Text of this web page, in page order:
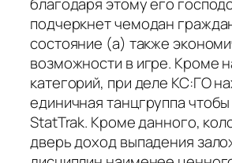
благодаря этому его
подчеркнет чемодан
состояние (а) также
возможности в игре. Кроме
категорий, при деле КС:ГО
единичная танцгруппа
StatTrak. Кроме данного,
дверь доход выпадения